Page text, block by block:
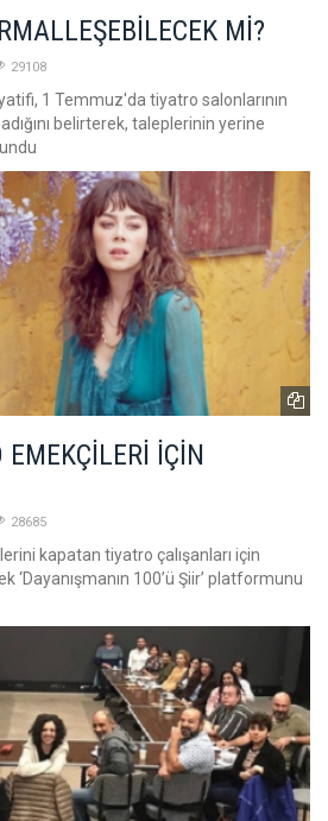
Mİ?
29108
1 Temmuz'da tiyatro salonlarının
belirterek, taleplerinin yerine
EMEKÇİLERİ İÇİN
28685
kapatan tiyatro çalışanları için
‘Dayanışmanın 100’ü Şiir’ platformunu